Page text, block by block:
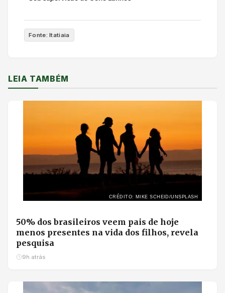
Fonte: Itatiaia
LEIA TAMBÉM
CRÉDITO: MIKE SCHEID/UNSPLASH
50% dos brasileiros veem pais de hoje
menos presentes na vida dos filhos, revela
pesquisa
9h atrás